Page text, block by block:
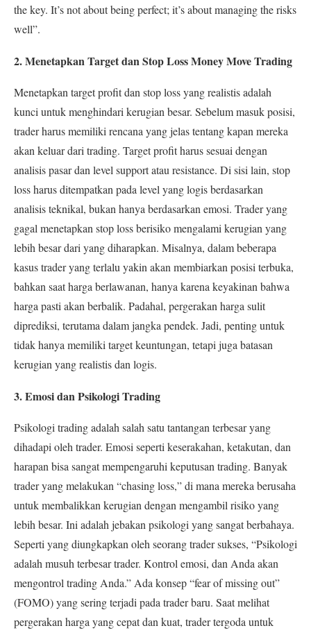
the key. It’s not about being perfect; it’s about managing the risks
well”.
2. Menetapkan Target dan Stop Loss Money Move Trading
Menetapkan target profit dan stop loss yang realistis adalah
kunci untuk menghindari kerugian besar. Sebelum masuk posisi,
trader harus memiliki rencana yang jelas tentang kapan mereka
akan keluar dari trading. Target profit harus sesuai dengan
analisis pasar dan level support atau resistance. Di sisi lain, stop
loss harus ditempatkan pada level yang logis berdasarkan
analisis teknikal, bukan hanya berdasarkan emosi. Trader yang
gagal menetapkan stop loss berisiko mengalami kerugian yang
lebih besar dari yang diharapkan. Misalnya, dalam beberapa
kasus trader yang terlalu yakin akan membiarkan posisi terbuka,
bahkan saat harga berlawanan, hanya karena keyakinan bahwa
harga pasti akan berbalik. Padahal, pergerakan harga sulit
diprediksi, terutama dalam jangka pendek. Jadi, penting untuk
tidak hanya memiliki target keuntungan, tetapi juga batasan
kerugian yang realistis dan logis.
3. Emosi dan Psikologi Trading
Psikologi trading adalah salah satu tantangan terbesar yang
dihadapi oleh trader. Emosi seperti keserakahan, ketakutan, dan
harapan bisa sangat mempengaruhi keputusan trading. Banyak
trader yang melakukan “chasing loss,” di mana mereka berusaha
untuk membalikkan kerugian dengan mengambil risiko yang
lebih besar. Ini adalah jebakan psikologi yang sangat berbahaya.
Seperti yang diungkapkan oleh seorang trader sukses, “Psikologi
adalah musuh terbesar trader. Kontrol emosi, dan Anda akan
mengontrol trading Anda.” Ada konsep “fear of missing out”
(FOMO) yang sering terjadi pada trader baru. Saat melihat
pergerakan harga yang cepat dan kuat, trader tergoda untuk